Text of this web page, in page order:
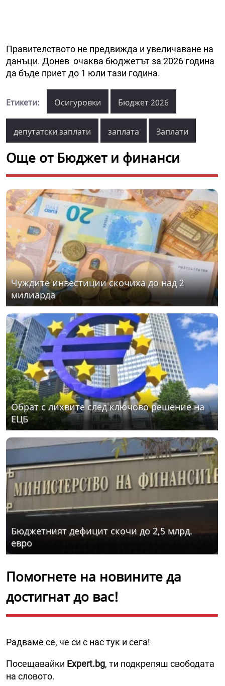
Правителството не предвижда и увеличаване на
данъци. Донев очаква бюджетът за 2026 година
да бъде приет до 1 юли тази година.
Етикети: Осигуровки Бюджет 2026
депутатски заплати заплата Заплати
Още от Бюджет и финанси
Чуждите инвестиции скочиха до над 2
милиарда
Обрат с лихвите след ключово решение на
ЕЦБ
Бюджетният дефицит скочи до 2,5 млрд.
евро
Помогнете на новините да
достигнат до вас!
Радваме се, че си с нас тук и сега!
Посещавайки Expert.bg, ти подкрепяш свободата
на словото.